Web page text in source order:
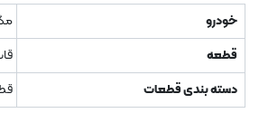
خودرو
قطعه
دسته بندی قطعات